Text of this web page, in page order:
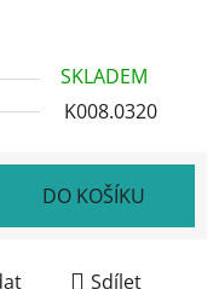
SKLADEM
K008.0320
DO KOŠÍKU
Sdílet